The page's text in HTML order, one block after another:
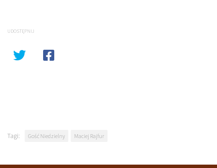
UDOSTĘPNIJ
Tagi: Gość Niedzielny Maciej Rajfur